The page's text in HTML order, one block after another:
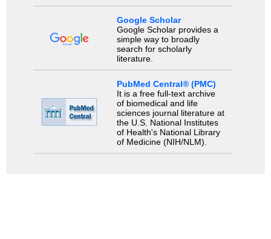
Google Scholar
Google Scholar provides a
simple way to broadly
search for scholarly
literature.
PubMed Central® (PMC)
It is a free full-text archive
of biomedical and life
sciences journal literature at
the U.S. National Institutes
of Health's National Library
of Medicine (NIH/NLM).